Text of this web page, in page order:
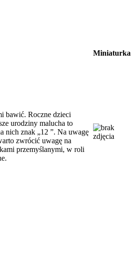
Miniaturka
bawić. Roczne dzieci
urodziny malucha to
nich znak „12 ”. Na uwagę
zwrócić uwagę na
przemyślanymi, w roli